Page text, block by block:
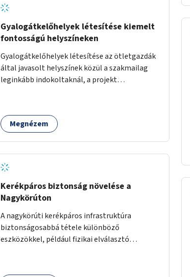
Gyalogátkelőhelyek létesítése kiemelt
fontosságú helyszíneken
Gyalogátkelőhelyek létesítése az ötletgazdák
által javasolt helyszínek közül a szakmailag
leginkább indokoltaknál, a projekt
Megnézem
Kerékpáros biztonság növelése a
Nagykörúton
A nagykörúti kerékpáros infrastruktúra
biztonságosabbá tétele különböző
eszközökkel, például fizikai elválasztó